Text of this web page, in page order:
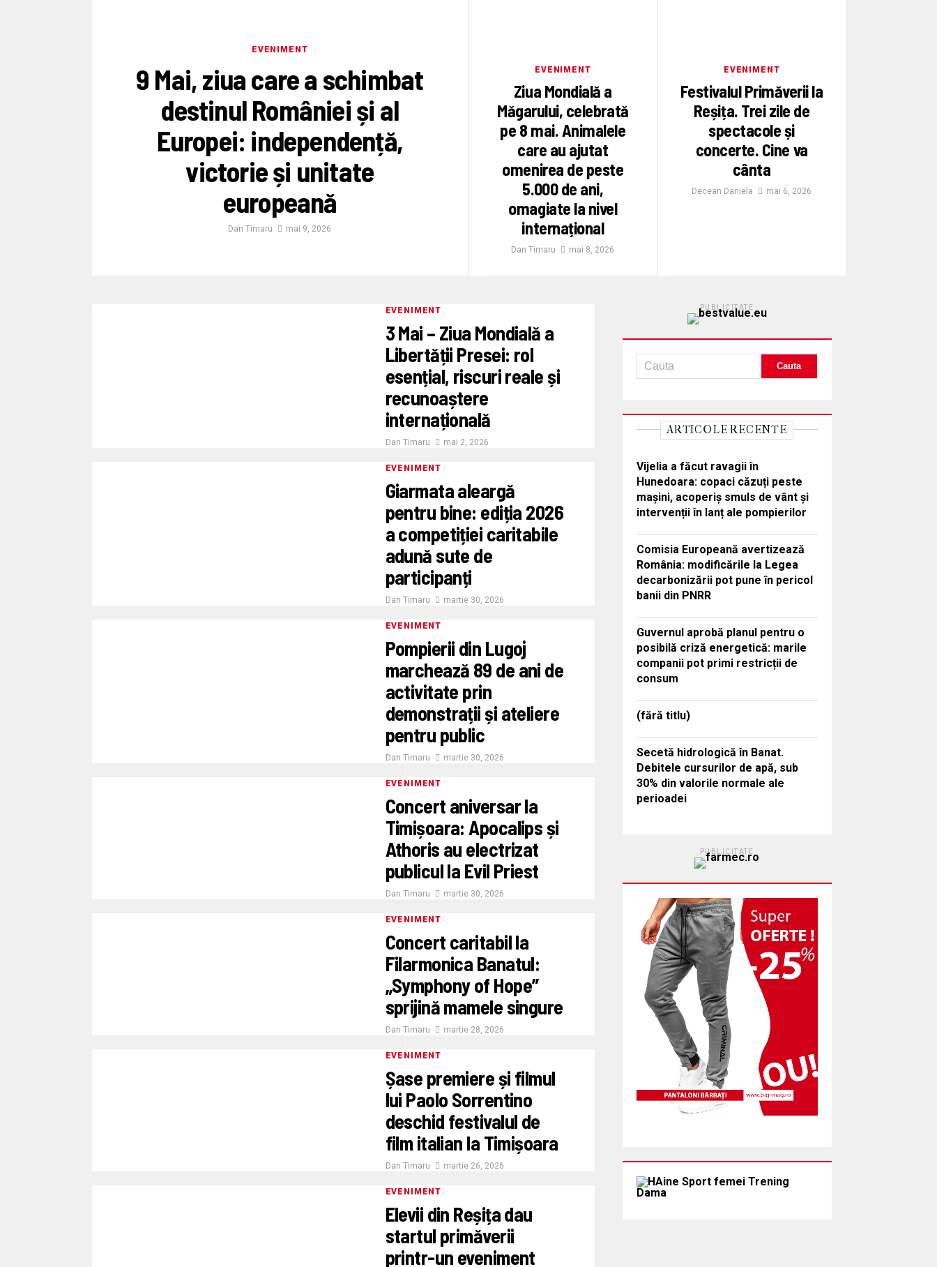
EVENIMENT
9 Mai, ziua care a schimbat
destinul României și al
Europei: independență,
victorie și unitate
europeană
Dan Timaru mai 9, 2026
EVENIMENT
Ziua Mondială a
Măgarului, celebrată
pe 8 mai. Animalele
care au ajutat
omenirea de peste
5.000 de ani,
omagiate la nivel
internațional
Dan Timaru mai 8, 2026
EVENIMENT
Festivalul Primăverii la
Reșița. Trei zile de
spectacole și
concerte. Cine va
cânta
Decean Daniela mai 6, 2026
EVENIMENT
3 Mai – Ziua Mondială a
Libertății Presei: rol
esențial, riscuri reale și
recunoaștere
internațională
Dan Timaru mai 2, 2026
EVENIMENT
Giarmata aleargă
pentru bine: ediția 2026
a competiției caritabile
adună sute de
participanți
Dan Timaru martie 30, 2026
EVENIMENT
Pompierii din Lugoj
marchează 89 de ani de
activitate prin
demonstrații și ateliere
pentru public
Dan Timaru martie 30, 2026
EVENIMENT
Concert aniversar la
Timișoara: Apocalips și
Athoris au electrizat
publicul la Evil Priest
Dan Timaru martie 30, 2026
EVENIMENT
Concert caritabil la
Filarmonica Banatul:
„Symphony of Hope”
sprijină mamele singure
Dan Timaru martie 28, 2026
EVENIMENT
Șase premiere și filmul
lui Paolo Sorrentino
deschid festivalul de
film italian la Timișoara
Dan Timaru martie 26, 2026
EVENIMENT
Elevii din Reșița dau
startul primăverii
printr-un eveniment
PUBLICITATE
ARTICOLE RECENTE
Vijelia a făcut ravagii în
Hunedoara: copaci căzuți peste
mașini, acoperiș smuls de vânt și
intervenții în lanț ale pompierilor
Comisia Europeană avertizează
România: modificările la Legea
decarbonizării pot pune în pericol
banii din PNRR
Guvernul aprobă planul pentru o
posibilă criză energetică: marile
companii pot primi restricții de
consum
(fără titlu)
Secetă hidrologică în Banat.
Debitele cursurilor de apă, sub
30% din valorile normale ale
perioadei
PUBLICITATE